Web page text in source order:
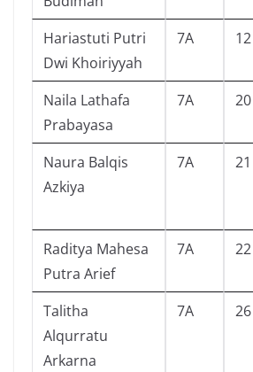
Hariastuti Putri
Dwi Khoiriyyah
7A 12
Naila Lathafa
Prabayasa
7A 20
Naura Balqis
Azkiya
7A 21
Raditya Mahesa
Putra Arief
7A 22
Talitha
Alqurratu
Arkarna
7A 26